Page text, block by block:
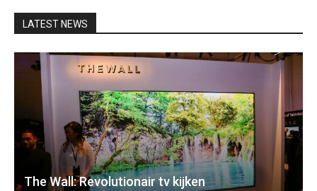
LATEST NEWS
The Wall: Revolutionair tv kijken